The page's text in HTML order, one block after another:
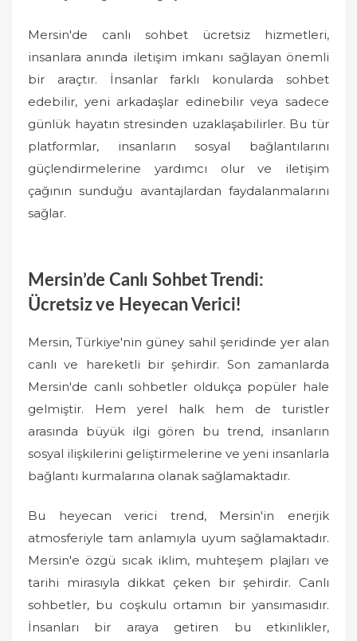
Mersin'de canlı sohbet ücretsiz hizmetleri,
insanlara anında iletişim imkanı sağlayan önemli
bir araçtır. İnsanlar farklı konularda sohbet
edebilir, yeni arkadaşlar edinebilir veya sadece
günlük hayatın stresinden uzaklaşabilirler. Bu tür
platformlar, insanların sosyal bağlantılarını
güçlendirmelerine yardımcı olur ve iletişim
çağının sunduğu avantajlardan faydalanmalarını
sağlar.
Mersin’de Canlı Sohbet Trendi:
Ücretsiz ve Heyecan Verici!
Mersin, Türkiye'nin güney sahil şeridinde yer alan
canlı ve hareketli bir şehirdir. Son zamanlarda
Mersin'de canlı sohbetler oldukça popüler hale
gelmiştir. Hem yerel halk hem de turistler
arasında büyük ilgi gören bu trend, insanların
sosyal ilişkilerini geliştirmelerine ve yeni insanlarla
bağlantı kurmalarına olanak sağlamaktadır.
Bu heyecan verici trend, Mersin'in enerjik
atmosferiyle tam anlamıyla uyum sağlamaktadır.
Mersin'e özgü sıcak iklim, muhteşem plajları ve
tarihi mirasıyla dikkat çeken bir şehirdir. Canlı
sohbetler, bu coşkulu ortamın bir yansımasıdır.
İnsanları bir araya getiren bu etkinlikler,